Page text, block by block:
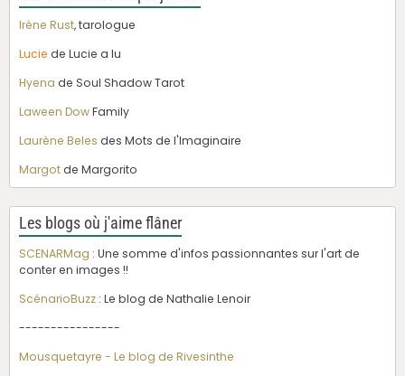
Irène Rust, tarologue
Lucie de Lucie a lu
Hyena de Soul Shadow Tarot
Laween DowFamily
Laurène Beles des Mots de l'Imaginaire
Margotde Margorito
Les blogs où j'aime flâner
SCENARMag : Une somme d'infos passionnantes sur l'art de
conter en images !!
ScénarioBuzz : Le blog de Nathalie Lenoir
----------------
Mousquetayre - Le blog de Rivesinthe